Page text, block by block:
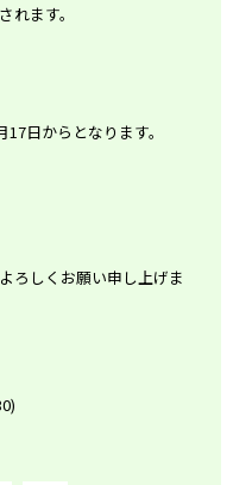
ます。
日からとなります。
ろしくお願い申し上げま